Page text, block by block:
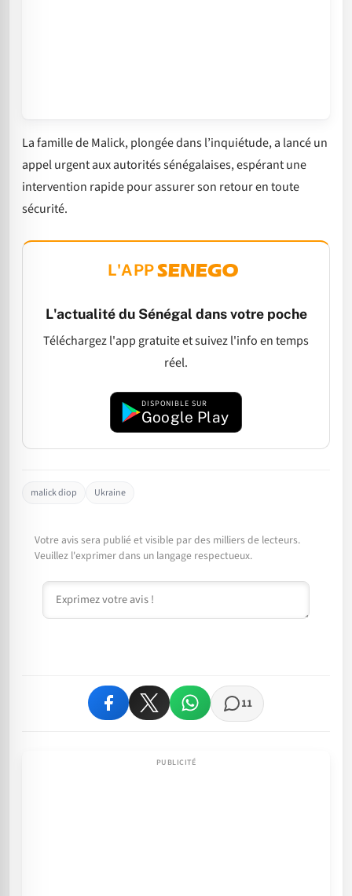
La famille de Malick, plongée dans l’inquiétude, a lancé un
appel urgent aux autorités sénégalaises, espérant une
intervention rapide pour assurer son retour en toute
sécurité.
L'APP
L'actualité du Sénégal dans votre poche
Téléchargez l'app gratuite et suivez l'info en temps
réel.
DISPONIBLE SUR
Google Play
malick diop Ukraine
Votre avis sera publié et visible par des milliers de lecteurs.
Veuillez l'exprimer dans un langage respectueux.
Commentaire
11